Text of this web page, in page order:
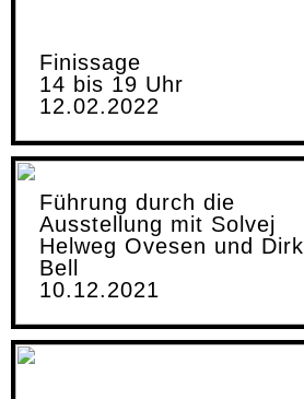
Finissage
14 bis 19 Uhr
12.02.2022
Führung durch die
Ausstellung mit Solvej
Helweg Ovesen und Dirk
Bell
10.12.2021